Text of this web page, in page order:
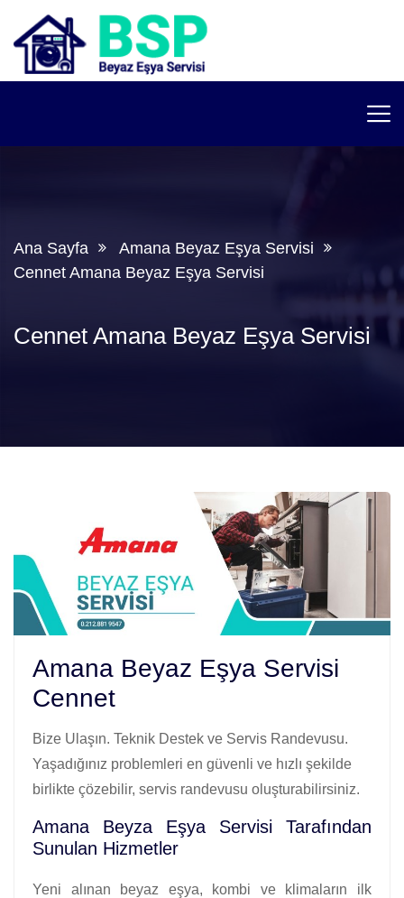
Ana Sayfa
Amana Beyaz Eşya Servisi
Cennet Amana Beyaz Eşya Servisi
Cennet Amana Beyaz Eşya Servisi
Amana Beyaz Eşya Servisi
Cennet
Bize Ulaşın. Teknik Destek ve Servis Randevusu.
Yaşadığınız problemleri en güvenli ve hızlı şekilde
birlikte çözebilir, servis randevusu oluşturabilirsiniz.
Amana Beyza Eşya Servisi Tarafından
Sunulan Hizmetler
Yeni alınan beyaz eşya, kombi ve klimaların ilk